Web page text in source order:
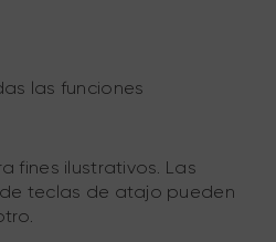
las funciones
fines ilustrativos. Las
teclas de atajo pueden